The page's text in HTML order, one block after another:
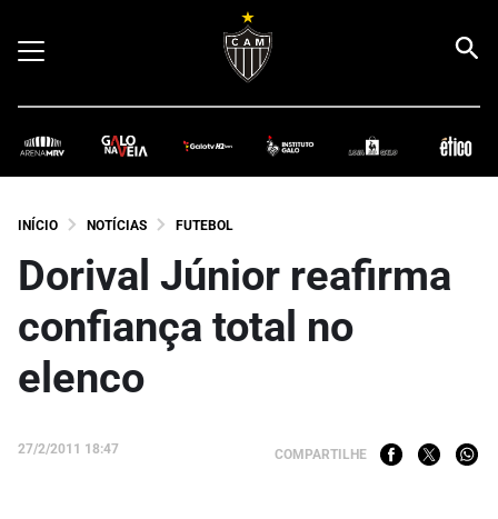
INÍCIO NOTÍCIAS FUTEBOL
Dorival Júnior reafirma
confiança total no
elenco
27/2/2011 18:47 COMPARTILHE